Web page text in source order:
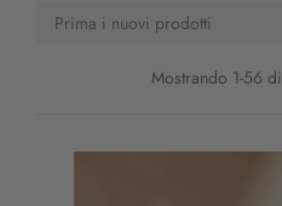
Prima i nuovi prodotti
Mostrando 1-56